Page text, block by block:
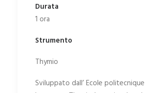
Durata
1 ora
Strumento
Thymio
Sviluppato dall’ Ecole